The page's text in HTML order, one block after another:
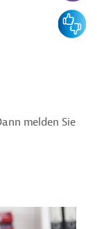
melden Sie